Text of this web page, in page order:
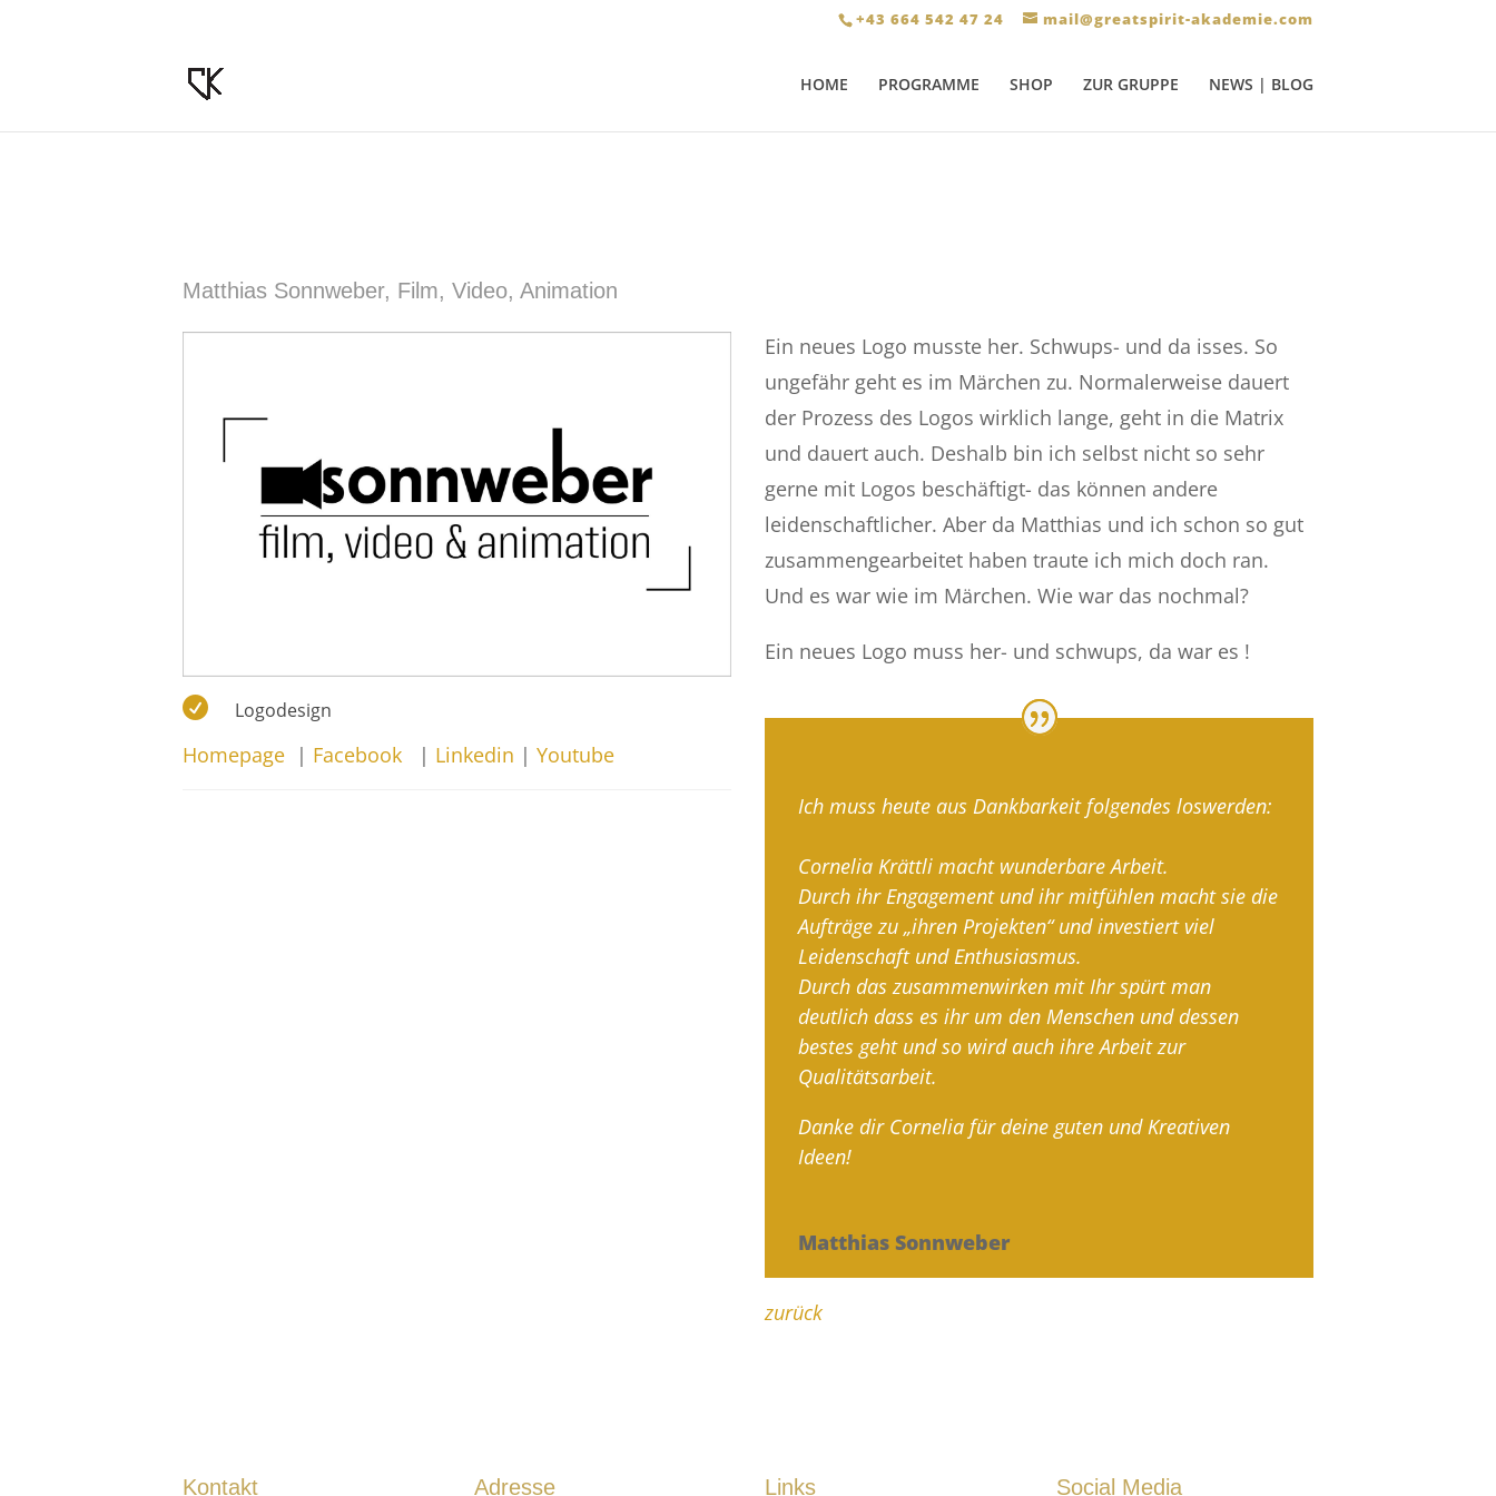
+43 664 542 47 24 mail@greatspirit-akademie.com
HOME PROGRAMME SHOP ZUR GRUPPE NEWS | BLOG
Matthias Sonnweber, Film, Video, Animation
 Logodesign
Homepage | Facebook | Linkedin | Youtube
Ein neues Logo musste her. Schwups- und da isses. So
ungefähr geht es im Märchen zu. Normalerweise dauert
der Prozess des Logos wirklich lange, geht in die Matrix
und dauert auch. Deshalb bin ich selbst nicht so sehr
gerne mit Logos beschäftigt- das können andere
leidenschaftlicher. Aber da Matthias und ich schon so gut
zusammengearbeitet haben traute ich mich doch ran.
Und es war wie im Märchen. Wie war das nochmal?
Ein neues Logo muss her- und schwups, da war es !
Ich muss heute aus Dankbarkeit folgendes loswerden:
Cornelia Krättli macht wunderbare Arbeit.
Durch ihr Engagement und ihr mitfühlen macht sie die
Aufträge zu „ihren Projekten“ und investiert viel
Leidenschaft und Enthusiasmus.
Durch das zusammenwirken mit Ihr spürt man
deutlich dass es ihr um den Menschen und dessen
bestes geht und so wird auch ihre Arbeit zur
Qualitätsarbeit.
Danke dir Cornelia für deine guten und Kreativen
Ideen!
Matthias Sonnweber
zurück
Kontakt Adresse Links Social Media